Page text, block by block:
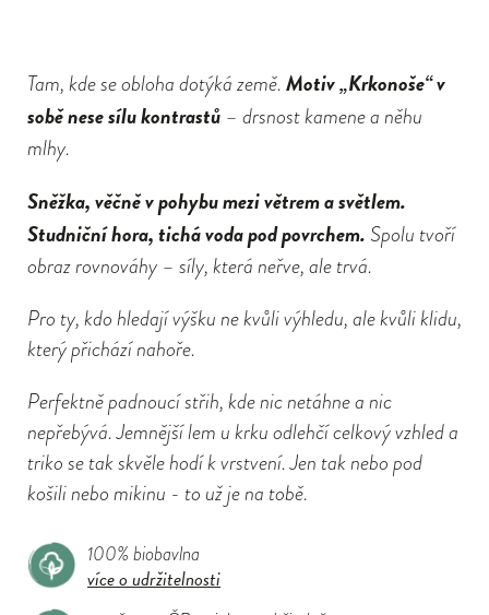
Tam, kde se obloha dotýká země.Motiv „Krkonoše“ v
sobě nese sílu kontrastů – drsnost kamene a něhu
mlhy.
Sněžka, věčně v pohybu mezi větrem a světlem.
Studniční hora, tichá voda pod povrchem.Spolu tvoří
obraz rovnováhy – síly, která neřve, ale trvá.
Pro ty, kdo hledají výšku ne kvůli výhledu, ale kvůli klidu,
který přichází nahoře.
Perfektně padnoucí střih, kde nic netáhne a nic
nepřebývá. Jemnější lem u krku odlehčí celkový vzhled a
triko se tak skvěle hodí k vrstvení. Jen tak nebo pod
košili nebo mikinu - to už je na tobě.
100% biobavlna
více o udržitelnosti